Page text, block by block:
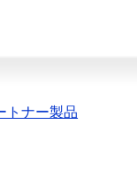
トナー製品